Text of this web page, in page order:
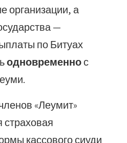
организации, а
—
по Битуах
одновременнос
«Леумит»
кассового сиуди